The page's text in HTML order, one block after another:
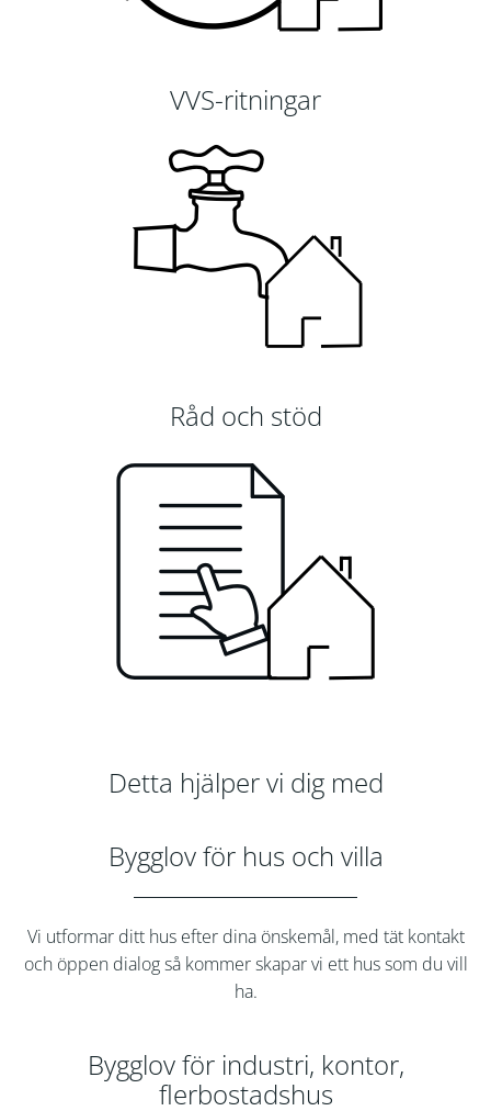
VVS-ritningar
Råd och stöd
Detta hjälper vi dig med
Bygglov för hus och villa
Vi utformar ditt hus efter dina önskemål, med tät kontakt
och öppen dialog så kommer skapar vi ett hus som du vill
ha.
Bygglov för industri, kontor,
flerbostadshus